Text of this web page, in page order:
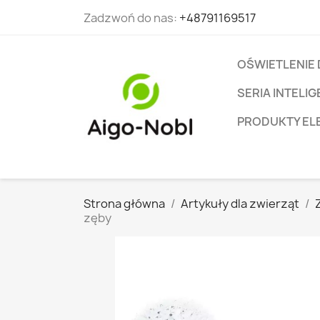
Zadzwoń do nas: +48791169517
OŚWIETLENIE
SERIA
PRODUKTY
Strona główna Artykuły dla zwierząt
zęby